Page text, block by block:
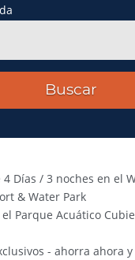
Buscar
4 Días / 3 noches en el
& Water Park
Parque Acuático
- ahorra ahora